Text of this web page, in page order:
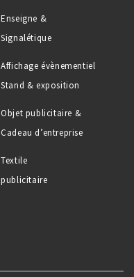
Enseigne &
Signalétique
Affichage évènementiel
Stand & exposition
Objet publicitaire &
Cadeau d’entreprise
Textile
publicitaire